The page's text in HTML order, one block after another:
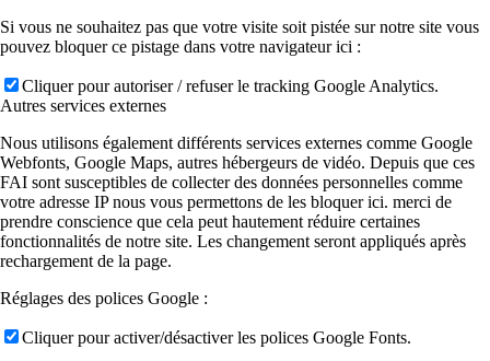
Si vous ne souhaitez pas que votre visite soit pistée sur notre site vous
pouvez bloquer ce pistage dans votre navigateur ici :
Cliquer pour autoriser / refuser le tracking Google Analytics.
Autres services externes
Nous utilisons également différents services externes comme Google
Webfonts, Google Maps, autres hébergeurs de vidéo. Depuis que ces
FAI sont susceptibles de collecter des données personnelles comme
votre adresse IP nous vous permettons de les bloquer ici. merci de
prendre conscience que cela peut hautement réduire certaines
fonctionnalités de notre site. Les changement seront appliqués après
rechargement de la page.
Réglages des polices Google :
Cliquer pour activer/désactiver les polices Google Fonts.